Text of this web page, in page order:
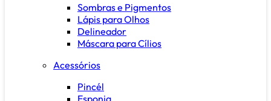
Sombras e Pigmentos
Lápis para Olhos
Delineador
Máscara para Cílios
Acessórios
Pincél
Esponja